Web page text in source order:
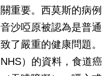
重要。西莫斯的病例
沙啞原被認為是普通
了嚴重的健康問題。
）的資料，食道癌